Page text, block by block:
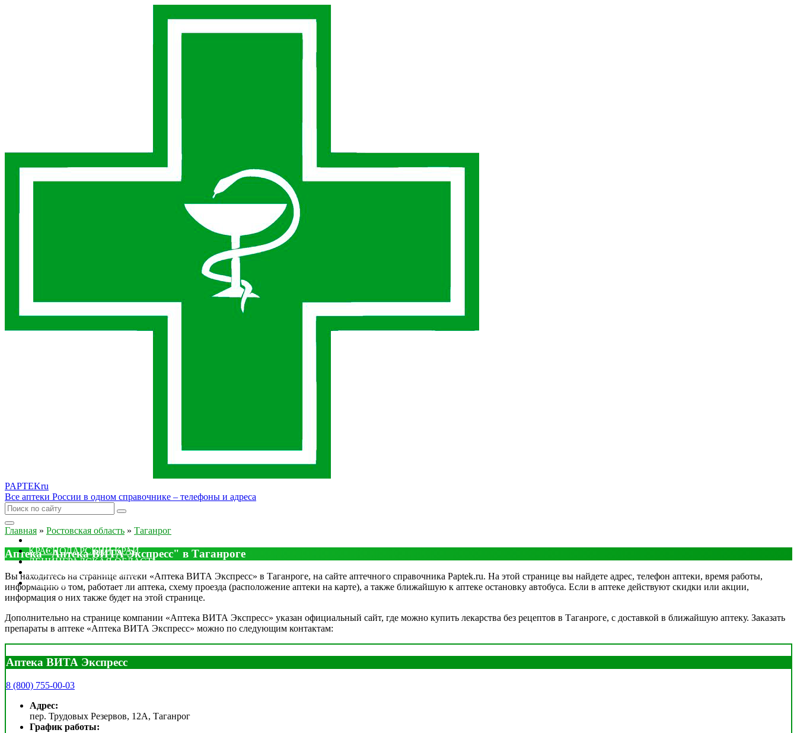
PAPTEKru
Все аптеки России в одном справочнике – телефоны и адреса
КРАСНОДАРСКИЙ КРАЙ
ЛЕНИНГРАДСКАЯ ОБЛАСТЬ
ДРУГИЕ
Главная » Ростовская область » Таганрог
Аптека "Аптека ВИТА Экспресс" в Таганроге
Вы находитесь на странице аптеки «Аптека ВИТА Экспресс» в Таганроге, на сайте аптечного справочника Paptek.ru. На этой странице вы найдете адрес, телефон аптеки, время работы,
информацию о том, работает ли аптека, схему проезда (расположение аптеки на карте), а также ближайшую к аптеке остановку автобуса. Если в аптеке действуют скидки или акции,
информация о них также будет на этой странице.
Дополнительно на странице компании «Аптека ВИТА Экспресс» указан официальный сайт, где можно купить лекарства без рецептов в Таганроге, с доставкой в ближайшую аптеку. Заказать
препараты в аптеке «Аптека ВИТА Экспресс» можно по следующим контактам:
Аптека ВИТА Экспресс
8 (800) 755-00-03
Адрес:
пер. Трудовых Резервов, 12А, Таганрог
График работы: